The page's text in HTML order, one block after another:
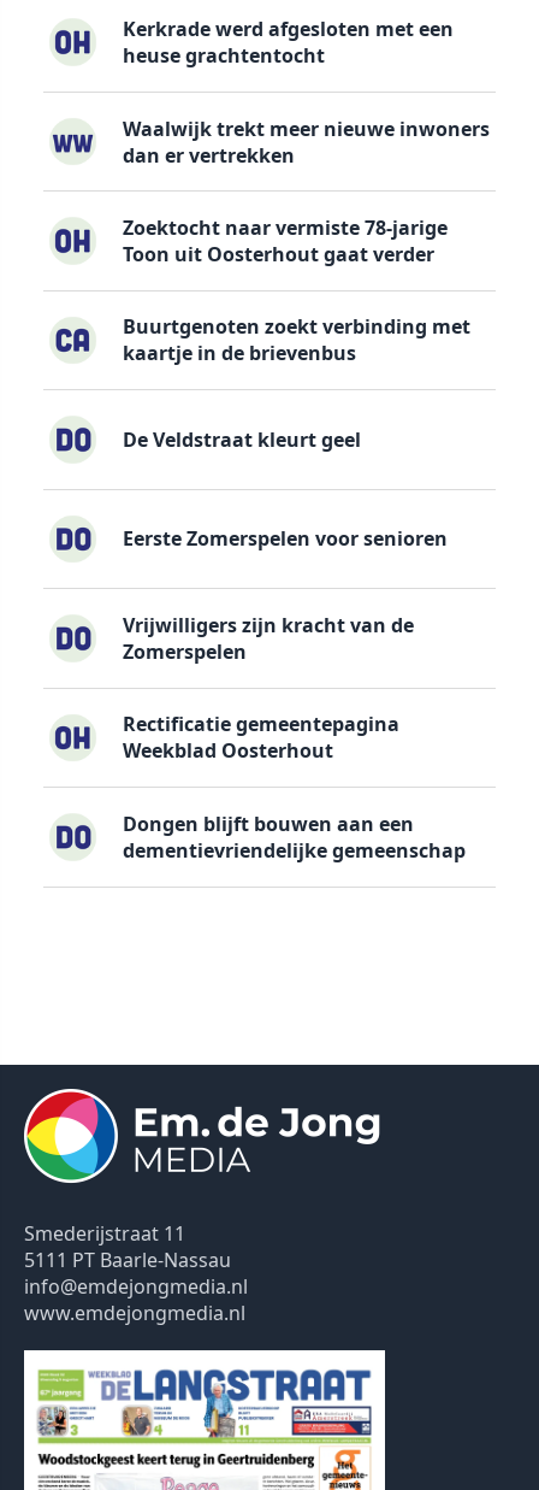
Kerkrade werd afgesloten met een
heuse grachtentocht
Waalwijk trekt meer nieuwe inwoners
dan er vertrekken
Zoektocht naar vermiste 78-jarige
Toon uit Oosterhout gaat verder
Buurtgenoten zoekt verbinding met
kaartje in de brievenbus
De Veldstraat kleurt geel
Eerste Zomerspelen voor senioren
Vrijwilligers zijn kracht van de
Zomerspelen
Rectificatie gemeentepagina
Weekblad Oosterhout
Dongen blijft bouwen aan een
dementievriendelijke gemeenschap
Smederijstraat 11
5111 PT Baarle-Nassau
info@emdejongmedia.nl
www.emdejongmedia.nl